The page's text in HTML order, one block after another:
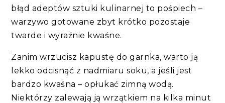
błąd adeptów sztuki kulinarnej to pośpiech –
warzywo gotowane zbyt krótko pozostaje
twarde i wyraźnie kwaśne.
Zanim wrzucisz kapustę do garnka, warto ją
lekko odcisnąć z nadmiaru soku, a jeśli jest
bardzo kwaśna – opłukać zimną wodą.
Niektórzy zalewają ją wrzątkiem na kilka minut